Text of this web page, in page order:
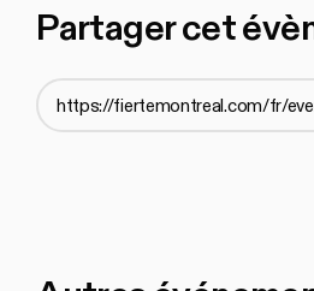
Partager cet